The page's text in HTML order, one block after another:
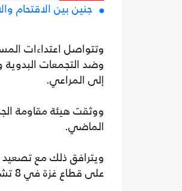
جنين بين الاقتحام
وتتواصل اعتداءات
وضد التجمعات
إلى المراعي.
الماضي.
ويترافق ذلك مع تصعيد
على قطاع غزة في 8 تشرين الأول/ أكتوبر 2023، يشمل اقتحامات واعتقالات وقتلا وتخريبا للممتلكات.